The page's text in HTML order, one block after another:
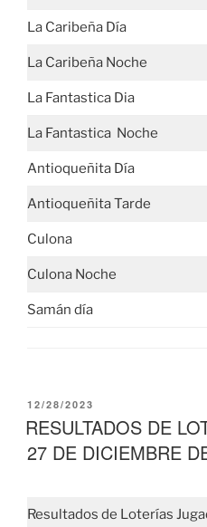
La Caribeña Día
La Caribeña Noche
La Fantastica Dia
La Fantastica Noche
Antioqueñita Día
Antioqueñita Tarde
Culona
Culona Noche
Samán día
PUBLICADO
EL
12/28/2023
RESULTADOS DE
27 DE DICIEMBRE
Resultados de Loterías